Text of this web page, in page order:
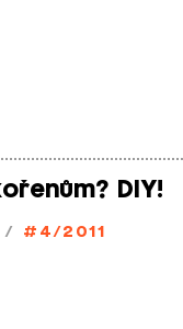
DIY!
/
#4/2011